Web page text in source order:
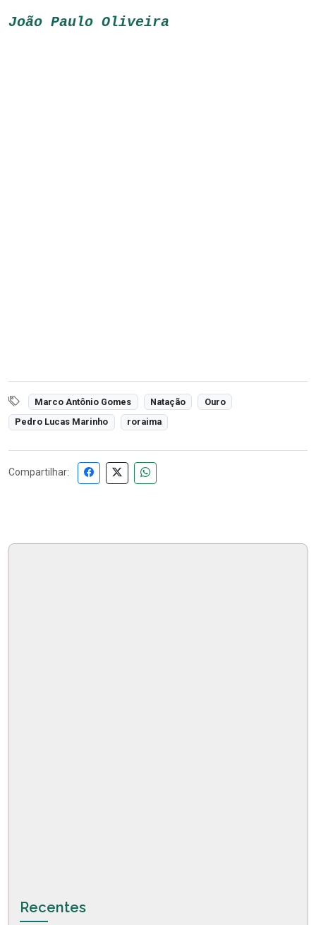
João Paulo Oliveira
Marco Antônio Gomes Natação
Ouro
Pedro Lucas Marinho
roraima
Compartilhar:
Recentes